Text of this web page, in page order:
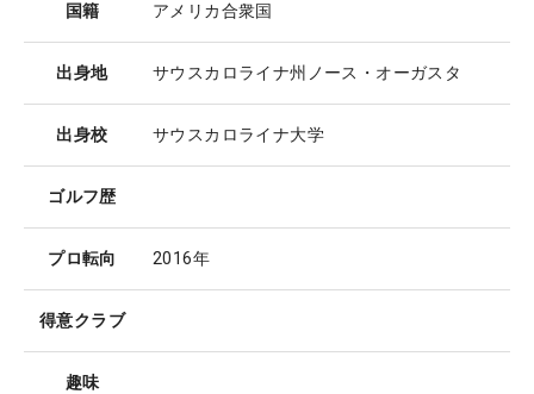
国籍 アメリカ合衆国
出身地 サウスカロライナ州ノース・オーガスタ
出身校 サウスカロライナ大学
ゴルフ歴
プロ転向 2016年
得意クラブ
趣味